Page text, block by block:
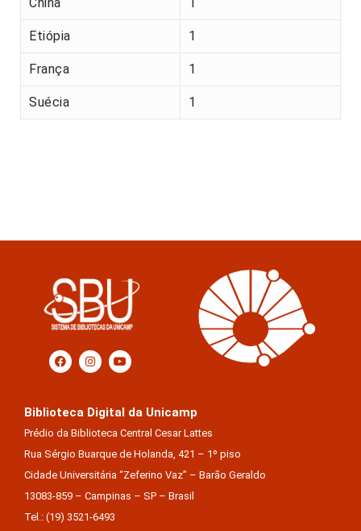
China 1
Etiópia 1
França 1
Suécia 1
Biblioteca Digital da Unicamp
Prédio da Biblioteca Central Cesar Lattes
Rua Sérgio Buarque de Holanda, 421 – 1º piso
Cidade Universitária “Zeferino Vaz” – Barão Geraldo
13083-859 – Campinas – SP – Brasil
Tel.: (19) 3521-6493